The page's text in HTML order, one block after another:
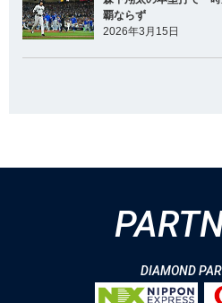
覇ならず
2026年3月15日
DIAMOND